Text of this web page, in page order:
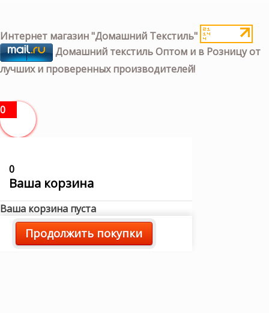
Интернет магазин "Домашний Текстиль"
Домашний текстиль Оптом и в Розницу от
лучших и проверенных производителей!
0
0
Ваша корзина
Ваша корзина пуста
Продолжить покупки